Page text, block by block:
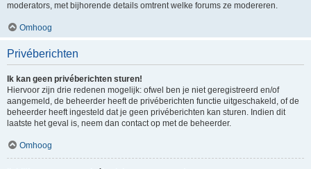
moderators, met bijhorende details omtrent welke forums ze modereren.
Omhoog
Privéberichten
Ik kan geen privéberichten sturen!
Hiervoor zijn drie redenen mogelijk: ofwel ben je niet geregistreerd en/of
aangemeld, de beheerder heeft de privéberichten functie uitgeschakeld, of de
beheerder heeft ingesteld dat je geen privéberichten kan sturen. Indien dit
laatste het geval is, neem dan contact op met de beheerder.
Omhoog